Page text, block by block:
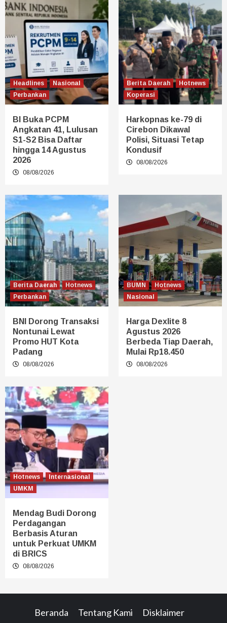
Headlines
Nasional
Perbankan
BI Buka PCPM
Angkatan 41, Lulusan
S1-S2 Bisa Daftar
hingga 14 Agustus
2026
08/08/2026
Berita Daerah
Hotnews
Koperasi
Harkopnas ke-79 di
Cirebon Dikawal
Polisi, Situasi Tetap
Kondusif
08/08/2026
Berita Daerah
Hotnews
Perbankan
BNI Dorong Transaksi
Nontunai Lewat
Promo HUT Kota
Padang
08/08/2026
BUMN
Hotnews
Nasional
Harga Dexlite 8
Agustus 2026
Berbeda Tiap Daerah,
Mulai Rp18.450
08/08/2026
Hotnews
Internasional
UMKM
Mendag Budi Dorong
Perdagangan
Berbasis Aturan
untuk Perkuat UMKM
di BRICS
08/08/2026
Beranda Tentang Kami Disklaimer